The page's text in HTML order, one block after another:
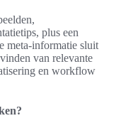
plus een
meta-informatie sluit
van relevante
en workflow